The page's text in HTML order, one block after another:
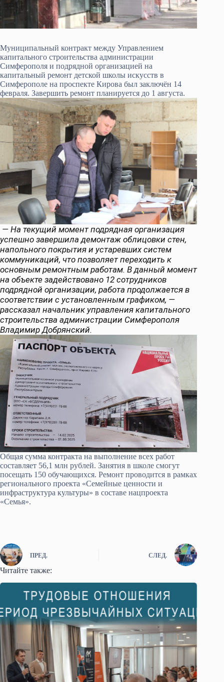
Муниципальный контракт между Управлением
капитального строительства администрации
Симферополя и подрядной организацией на
капитальный ремонт детской школы искусств в
Симферополе на проспекте Кирова был заключён 14
февраля. Завершить ремонт планируется до 1 августа.
— На текущий момент подрядная организация
успешно завершила демонтаж облицовки стен,
напольного покрытия и устаревших систем
коммуникаций, что позволяет переходить к
основным ремонтным работам. В данный момент
на объекте задействовано 12 сотрудников
подрядной организации, работа продолжается в
соответствии с установленным графиком, —
рассказал начальник управления капитального
строительства администрации Симферополя
Владимир Добрянский.
Общая сумма контракта на выполнение всех работ
составляет 56,1 млн рублей. Занятия в школе смогут
посещать 150 обучающихся. Ремонт проводится в рамках
регионального проекта «Семейные ценности и
инфраструктура культуры» в составе нацпроекта
«Семья».
ПРЕД. СЛЕД.
Читайте также: